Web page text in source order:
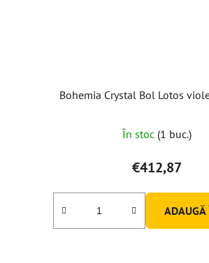
Bohemia Crystal Bol Lotos
În stoc (1 buc.)
€412,87
ADAUGĂ